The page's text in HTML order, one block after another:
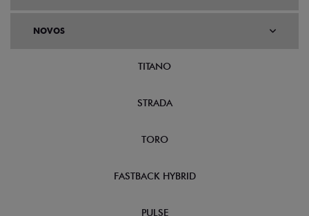
NOVOS
TITANO
STRADA
TORO
FASTBACK HYBRID
PULSE